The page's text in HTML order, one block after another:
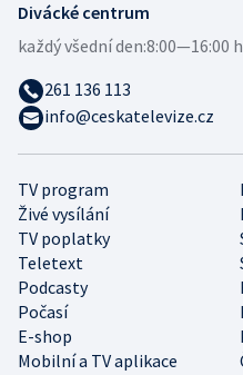
TV program
Živé vysílání
TV poplatky
Teletext
Podcasty
Počasí
E-shop
Mobilní a TV aplikace
Divácké centrum
každý všední den:8:00—16:00
261 136 113
info@ceskatelevize.cz